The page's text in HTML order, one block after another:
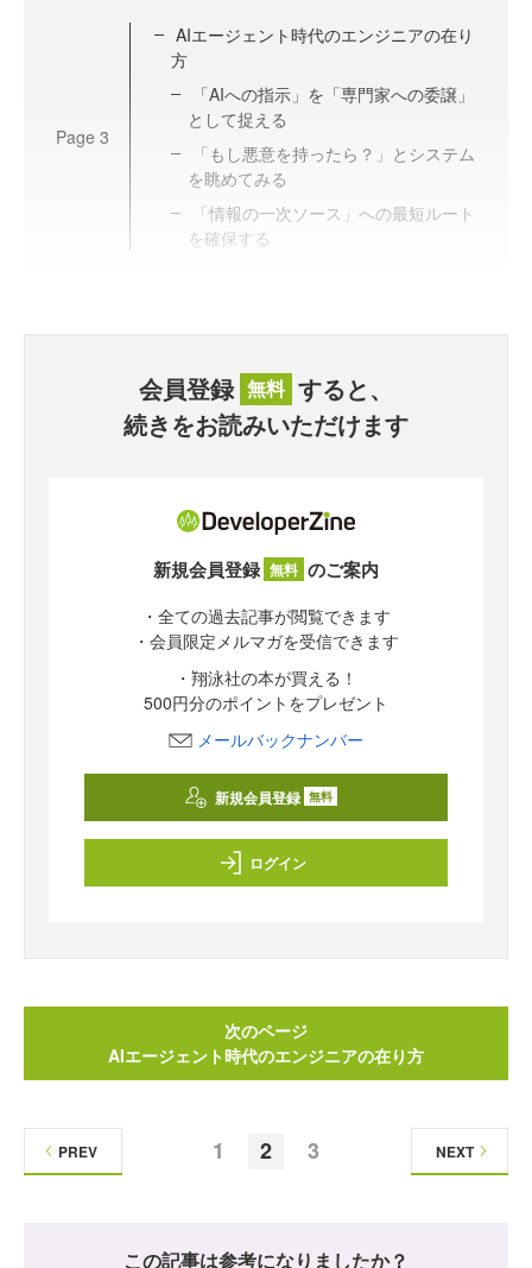
Page 3
AIエージェント時代のエンジニアの在り
方
「AIへの指示」を「専門家への委譲」
として捉える
「もし悪意を持ったら？」とシステム
を眺めてみる
「情報の一次ソース」への最短ルート
を確保する
会員登録 無料 すると、
続きをお読みいただけます
新規会員登録 無料 のご案内
・全ての過去記事が閲覧できます
・会員限定メルマガを受信できます
・翔泳社の本が買える！
500円分のポイントをプレゼント
メールバックナンバー
新規会員登録 無料
ログイン
次のページ
AIエージェント時代のエンジニアの在り方
1 2 3
PREV NEXT
この記事は参考になりましたか？